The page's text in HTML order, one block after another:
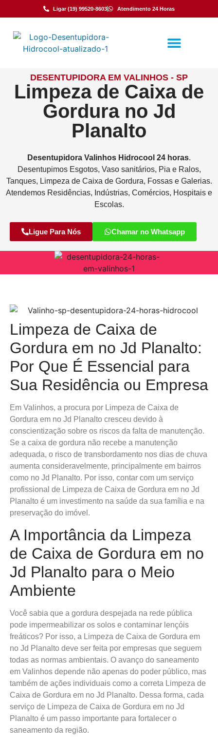
Ligar (19) 99520-8603 Atendimento 24 Horas
DESENTUPIDORA EM VALINHOS - SP
Limpeza de Caixa de
Gordura no Jd
Planalto
Desentupidora Valinhos Hidrocool 24 horas.
Desentupimos Esgotos, Vaso sanitários, Pia e Ralos,
Tanques, Limpeza de Caixa de Gordura, Fossas e Galerias.
Atendemos Residências, Indústrias, Comércios, Hospitais e
Escolas.
Ligue Para Nós Chamar no Whatsapp
Limpeza de Caixa de
Gordura em no Jd Planalto:
Por Que É Essencial para
Sua Residência ou Empresa
Em Valinhos, a procura por Limpeza de Caixa de
Gordura em no Jd Planalto cresceu devido à
conscientização sobre os riscos da falta de manutenção.
Se a caixa de gordura não recebe a manutenção
adequada, o risco de transbordamento nos dias de chuva
aumenta consideravelmente, principalmente em bairros
como no Jd Planalto. Por isso, contar com um serviço
profissional de Limpeza de Caixa de Gordura em no Jd
Planalto é um investimento na saúde da sua família e na
preservação do imóvel.
A Importância da Limpeza
de Caixa de Gordura em no
Jd Planalto para o Meio
Ambiente
Você sabia que a gordura despejada na rede pública
pode impermeabilizar os solos e contaminar lençóis
freáticos? Por isso, a Limpeza de Caixa de Gordura em
no Jd Planalto deve ser feita por empresas que seguem
todas as normas ambientais. O avanço do saneamento
em Valinhos depende não apenas do poder público, mas
também de ações individuais como a correta Limpeza de
Caixa de Gordura em no Jd Planalto. Dessa forma, cada
serviço de Limpeza de Caixa de Gordura em no Jd
Planalto é um passo importante para fortalecer o
saneamento da região.